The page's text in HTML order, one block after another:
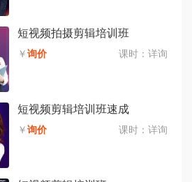
短视频拍摄剪辑培训班
￥询价 课时： 详询
短视频剪辑培训班速成
￥询价 课时： 详询